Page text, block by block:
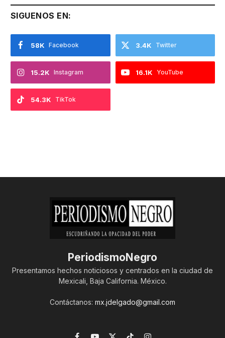
SIGUENOS EN:
Facebook
58K Twitter
3.4K
Instagram
15.2K YouTube
16.1K
TikTok
54.3K
PeriodismoNegro
Presentamos hechos noticiosos y centrados en la ciudad de
Mexicali, Baja California. México.
Contáctanos: mx.jdelgado@gmail.com